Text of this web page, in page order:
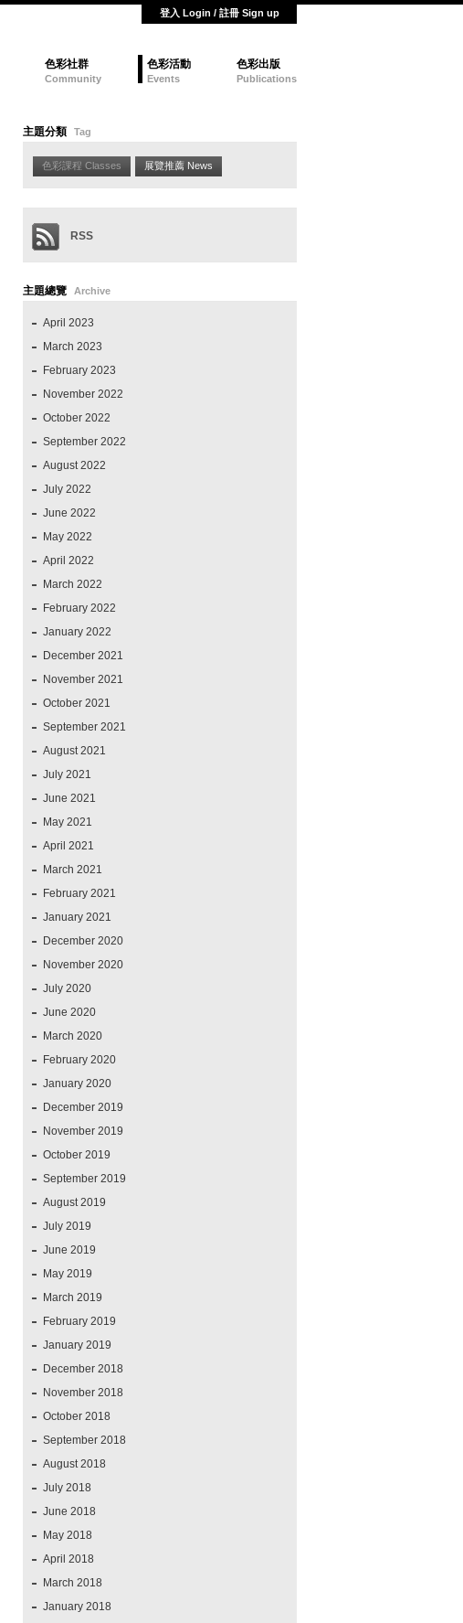
登入 Login / 註冊 Sign up
色彩社群
Community
色彩活動
Events
色彩出版
Publications
主題分類 Tag
色彩課程 Classes 展覽推薦 News
RSS
主題總覽 Archive
April 2023
March 2023
February 2023
November 2022
October 2022
September 2022
August 2022
July 2022
June 2022
May 2022
April 2022
March 2022
February 2022
January 2022
December 2021
November 2021
October 2021
September 2021
August 2021
July 2021
June 2021
May 2021
April 2021
March 2021
February 2021
January 2021
December 2020
November 2020
July 2020
June 2020
March 2020
February 2020
January 2020
December 2019
November 2019
October 2019
September 2019
August 2019
July 2019
June 2019
May 2019
March 2019
February 2019
January 2019
December 2018
November 2018
October 2018
September 2018
August 2018
July 2018
June 2018
May 2018
April 2018
March 2018
January 2018